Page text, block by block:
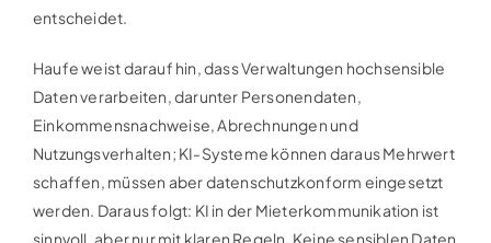
entscheidet.
Haufe weist darauf hin, dass Verwaltungen hochsensible
Daten verarbeiten, darunter Personendaten,
Einkommensnachweise, Abrechnungen und
Nutzungsverhalten; KI-Systeme können daraus Mehrwert
schaffen, müssen aber datenschutzkonform eingesetzt
werden. Daraus folgt: KI in der Mieterkommunikation ist
sinnvoll, aber nur mit klaren Regeln. Keine sensiblen Daten